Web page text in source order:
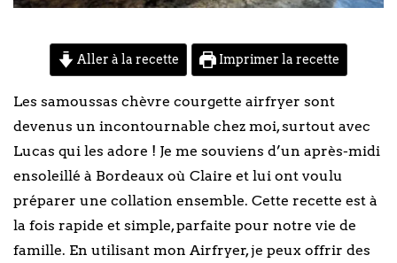
Aller à la recette Imprimer la recette
Les samoussas chèvre courgette airfryer sont
devenus un incontournable chez moi, surtout avec
Lucas qui les adore ! Je me souviens d’un après-midi
ensoleillé à Bordeaux où Claire et lui ont voulu
préparer une collation ensemble. Cette recette est à
la fois rapide et simple, parfaite pour notre vie de
famille. En utilisant mon Airfryer, je peux offrir des